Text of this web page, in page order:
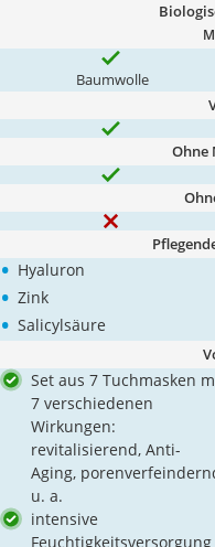
Baumwolle
Ohne
• Hyaluron
• Zink
• Salicylsäure
Set aus 7 Tuchmasken
7 verschiedenen
Wirkungen:
revitalisierend, Anti-
Aging,
u. a.
intensive
Feuchtigkeitsversorgung